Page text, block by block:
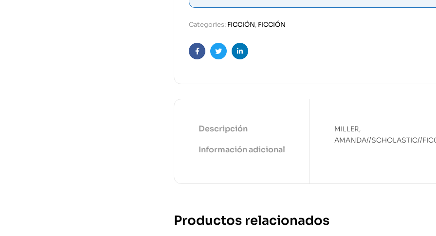
Categories: FICCIÓN, FICCIÓN
FacebookTwitterLinkedin
Descripción
Información adicional
MILLER,
AMANDA//SCHOLASTIC//
Productos relacionados